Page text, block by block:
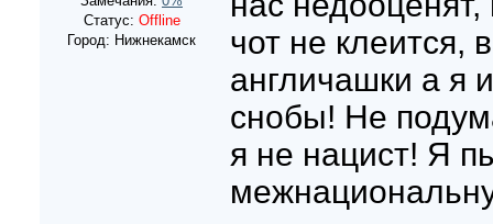
Статус: Offline
Город: Нижнекамск
чот не клеится,
англичашки а я
снобы! Не
я не нацист! Я